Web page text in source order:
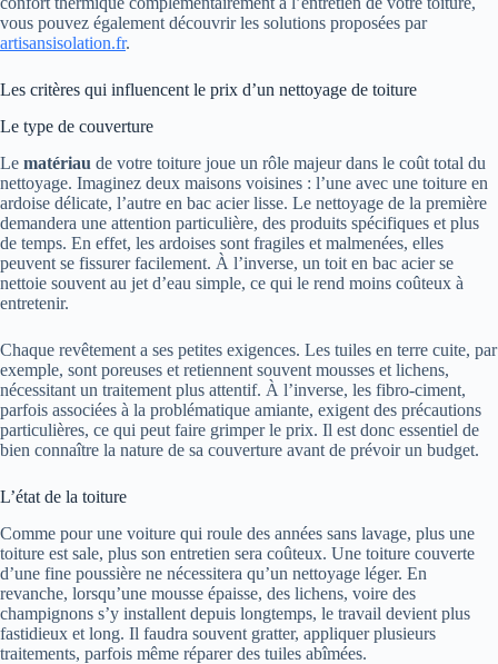
vous pouvez également découvrir les solutions proposées par
artisansisolation.fr.
Les critères qui influencent le prix d’un nettoyage de toiture
Le type de couverture
Le matériau de votre toiture joue un rôle majeur dans le coût total du
nettoyage. Imaginez deux maisons voisines : l’une avec une toiture en
ardoise délicate, l’autre en bac acier lisse. Le nettoyage de la première
demandera une attention particulière, des produits spécifiques et plus
de temps. En effet, les ardoises sont fragiles et malmenées, elles
peuvent se fissurer facilement. À l’inverse, un toit en bac acier se
nettoie souvent au jet d’eau simple, ce qui le rend moins coûteux à
entretenir.
Chaque revêtement a ses petites exigences. Les tuiles en terre cuite, par
exemple, sont poreuses et retiennent souvent mousses et lichens,
nécessitant un traitement plus attentif. À l’inverse, les fibro-ciment,
parfois associées à la problématique amiante, exigent des précautions
particulières, ce qui peut faire grimper le prix. Il est donc essentiel de
bien connaître la nature de sa couverture avant de prévoir un budget.
L’état de la toiture
Comme pour une voiture qui roule des années sans lavage, plus une
toiture est sale, plus son entretien sera coûteux. Une toiture couverte
d’une fine poussière ne nécessitera qu’un nettoyage léger. En
revanche, lorsqu’une mousse épaisse, des lichens, voire des
champignons s’y installent depuis longtemps, le travail devient plus
fastidieux et long. Il faudra souvent gratter, appliquer plusieurs
traitements, parfois même réparer des tuiles abîmées.